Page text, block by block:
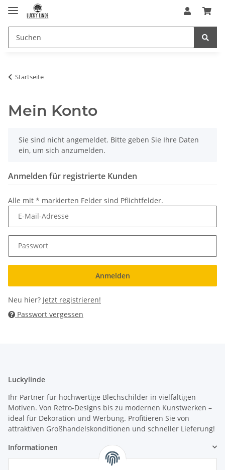
Startseite
Mein Konto
x
Sie sind nicht angemeldet. Bitte geben Sie Ihre Daten
ein, um sich anzumelden.
Anmelden für registrierte Kunden
Alle mit * markierten Felder sind Pflichtfelder.
E-Mail-Adresse
Passwort
Anmelden
Neu hier? Jetzt registrieren!
Passwort vergessen
Luckylinde
Ihr Partner für hochwertige Blechschilder in vielfältigen
Motiven. Von Retro-Designs bis zu modernen Kunstwerken –
ideal für Dekoration und Werbung. Profitieren Sie von
attraktiven Großhandelskonditionen und schneller Lieferung!
Informationen